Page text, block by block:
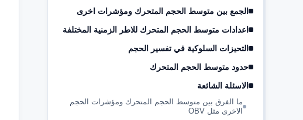
الجمع بين متوسط الحجم المتحرك ومؤشرات اخرى
اعدادات متوسط الحجم المتحرك للاطر الزمنية المختلفة
التحيزات السلوكية في تفسير الحجم
حدود متوسط الحجم المتحرك
الاسئلة الشائعة
ما الفرق بين متوسط الحجم المتحرك ومؤشرات الحجم
الاخرى مثل OBV